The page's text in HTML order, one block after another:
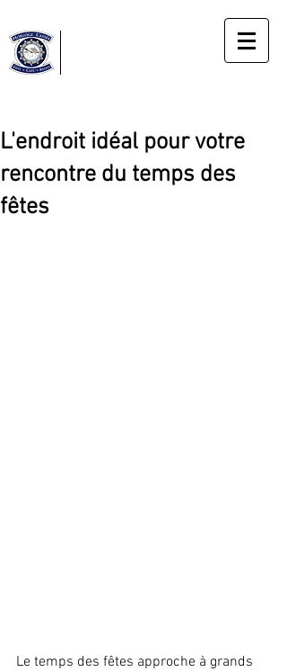
L'endroit idéal pour votre
rencontre du temps des
fêtes
Le temps des fêtes approche à grands